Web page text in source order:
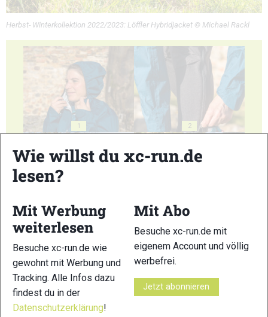
Herbst- Winterkollektion 2022/2023: Löffler Hybridjacket © Michael Rackl
1 2
3 4
5 6
Wie willst du xc-run.de
lesen?
Mit Werbung
weiterlesen
Besuche xc-run.de wie
gewohnt mit Werbung und
Tracking. Alle Infos dazu
findest du in der
Datenschutzerklärung!
Mit Abo
Besuche xc-run.de mit
eigenem Account und völlig
werbefrei.
Jetzt abonnieren